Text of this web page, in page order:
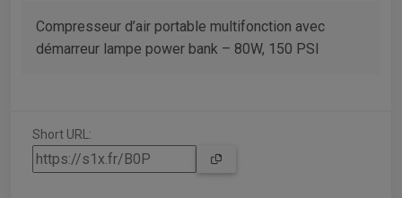
Compresseur d’air portable multifonction avec
démarreur lampe power bank – 80W, 150 PSI
Short URL: